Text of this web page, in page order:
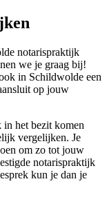
notarispraktijk
we je graag bij!
in Schildwolde een
op jouw
het bezit komen
vergelijken. Je
om zo tot jouw
notarispraktijk
kun je dan je